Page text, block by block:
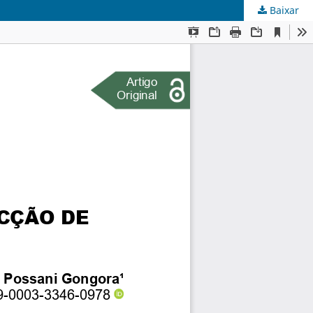
Baixar